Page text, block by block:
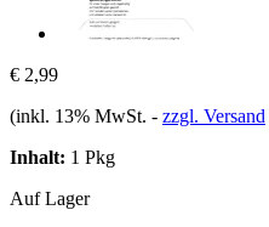
€ 2,99
(inkl. 13% MwSt. - zzgl. Versand
Inhalt: 1 Pkg
Auf Lager